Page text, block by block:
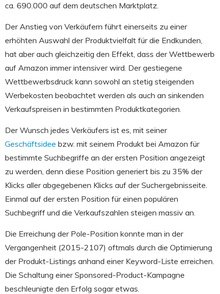
ca. 690.000 auf dem deutschen Marktplatz.
Der Anstieg von Verkäufern führt einerseits zu einer
erhöhten Auswahl der Produktvielfalt für die Endkunden,
hat aber auch gleichzeitig den Effekt, dass der Wettbewerb
auf Amazon immer intensiver wird. Der gestiegene
Wettbewerbsdruck kann sowohl an stetig steigenden
Werbekosten beobachtet werden als auch an sinkenden
Verkaufspreisen in bestimmten Produktkategorien.
Der Wunsch jedes Verkäufers ist es, mit seiner
Geschäftsidee bzw. mit seinem Produkt bei Amazon für
bestimmte Suchbegriffe an der ersten Position angezeigt
zu werden, denn diese Position generiert bis zu 35% der
Klicks aller abgegebenen Klicks auf der Suchergebnisseite.
Einmal auf der ersten Position für einen populären
Suchbegriff und die Verkaufszahlen steigen massiv an.
Die Erreichung der Pole-Position konnte man in der
Vergangenheit (2015-2107) oftmals durch die Optimierung
der Produkt-Listings anhand einer Keyword-Liste erreichen.
Die Schaltung einer Sponsored-Product-Kampagne
beschleunigte den Erfolg sogar etwas.